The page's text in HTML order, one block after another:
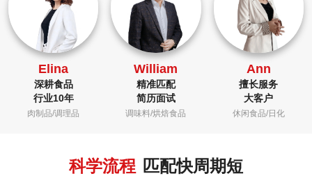
Elina
深耕食品
行业10年
肉制品/调理品
William
精准匹配
简历面试
调味料/烘焙食品
Ann
擅长服务
大客户
休闲食品/日化
科学流程 匹配快周期短